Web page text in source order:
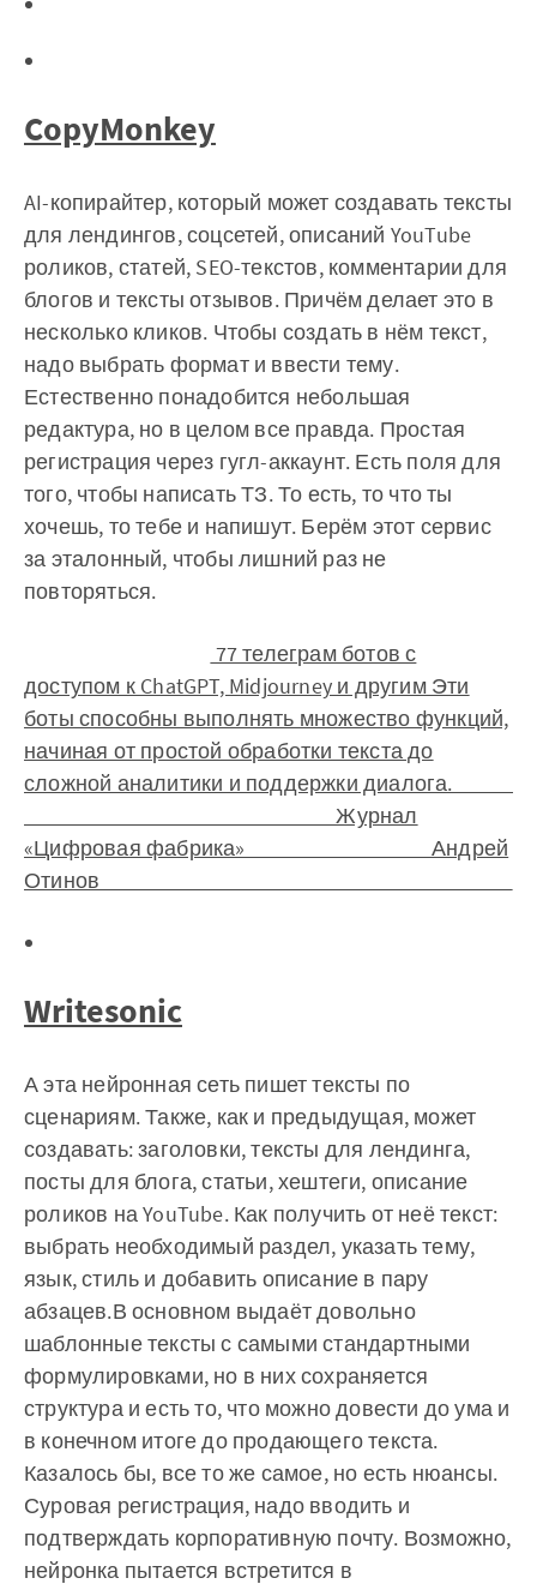
CopyMonkey
AI-копирайтер, который может создавать тексты
для лендингов, соцсетей, описаний YouTube
роликов, статей, SEO-текстов, комментарии для
блогов и тексты отзывов. Причём делает это в
несколько кликов. ‌‌‌‌Чтобы создать в нём текст,
надо выбрать формат и ввести тему.
Естественно понадобится небольшая
редактура, но в целом все правда. Простая
регистрация через гугл-аккаунт. Есть поля для
того, чтобы написать ТЗ. То есть, то что ты
хочешь, то тебе и напишут. Берём этот сервис
за эталонный, чтобы лишний раз не
повторяться.
77 телеграм ботов с
доступом к ChatGPT, Midjourney и другим Эти
боты способны выполнять множество функций,
начиная от простой обработки текста до
сложной аналитики и поддержки диалога.
Журнал
«Цифровая фабрика» Андрей
Отинов
Writesonic
А эта нейронная сеть пишет тексты по
сценариям. Также, как и предыдущая, может
создавать: заголовки, тексты для лендинга,
посты для блога, статьи, хештеги, описание
роликов на YouTube. Как получить от неё текст:
выбрать необходимый раздел, указать тему,
язык, стиль и добавить описание в пару
абзацев.‌‌‌‌В основном выдаёт довольно
шаблонные тексты с самыми стандартными
формулировками, но в них сохраняется
структура и есть то, что можно довести до ума и
в конечном итоге до продающего текста.
Казалось бы, все то же самое, но есть нюансы.
Суровая регистрация, надо вводить и
подтверждать корпоративную почту. Возможно,
нейронка пытается встретится в